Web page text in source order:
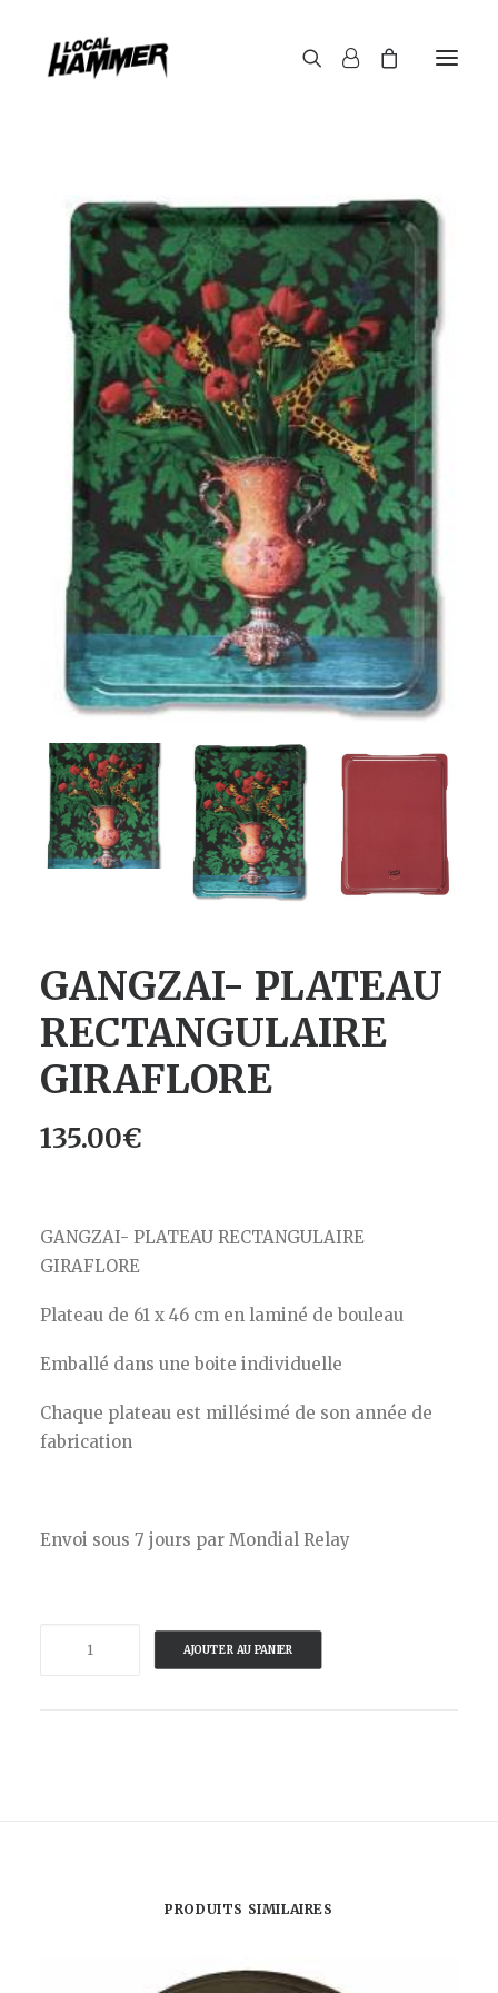
GANGZAI- PLATEAU
RECTANGULAIRE
GIRAFLORE
135.00€
GANGZAI- PLATEAU RECTANGULAIRE
GIRAFLORE
Plateau de 61 x 46 cm en laminé de bouleau
Emballé dans une boite individuelle
Chaque plateau est millésimé de son année de
fabrication
Envoi sous 7 jours par Mondial Relay
AJOUTER AU PANIER
PRODUITS SIMILAIRES